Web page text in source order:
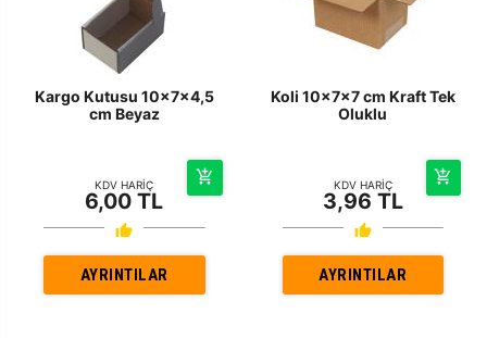
Kargo Kutusu 10x7x4,5
cm Beyaz
KDV HARİÇ
6,00 TL
AYRINTILAR
Koli 10x7x7 cm Kraft Tek
Oluklu
KDV HARİÇ
3,96 TL
AYRINTILAR